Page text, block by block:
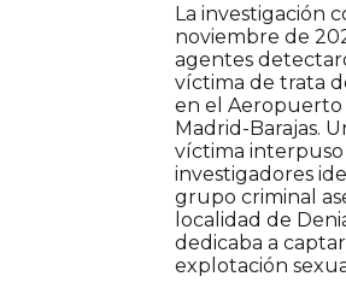
La investigación
noviembre de
agentes
víctima de trata
en el Aeropuerto
Madrid-Barajas.
víctima
investigadores
grupo criminal
localidad de
dedicaba a
explotación